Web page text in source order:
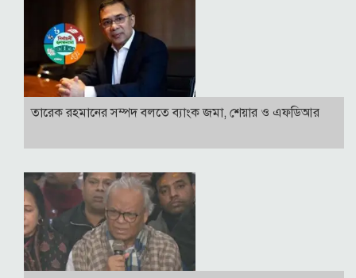
তারেক রহমানের সম্পদ বলতে ব্যাংক জমা, শেয়ার ও এফডিআর